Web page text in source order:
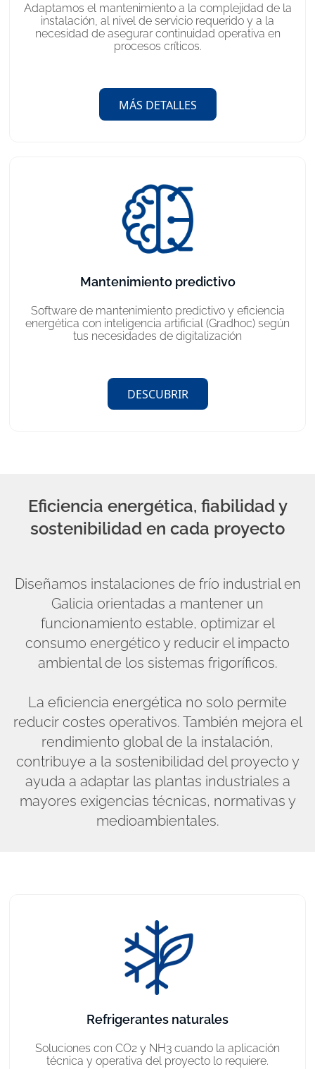
Adaptamos el mantenimiento a la complejidad de la
instalación, al nivel de servicio requerido y a la
necesidad de asegurar continuidad operativa en
procesos críticos.
MÁS DETALLES
Mantenimiento predictivo
Software de mantenimiento predictivo y eficiencia
energética con inteligencia artificial (Gradhoc) según
tus necesidades de digitalización
DESCUBRIR
Eficiencia energética, fiabilidad y
sostenibilidad en cada proyecto
Diseñamos instalaciones de frío industrial en
Galicia orientadas a mantener un
funcionamiento estable, optimizar el
consumo energético y reducir el impacto
ambiental de los sistemas frigoríficos.
La eficiencia energética no solo permite
reducir costes operativos. También mejora el
rendimiento global de la instalación,
contribuye a la sostenibilidad del proyecto y
ayuda a adaptar las plantas industriales a
mayores exigencias técnicas, normativas y
medioambientales.
Refrigerantes naturales
Soluciones con CO2 y NH3 cuando la aplicación
técnica y operativa del proyecto lo requiere.